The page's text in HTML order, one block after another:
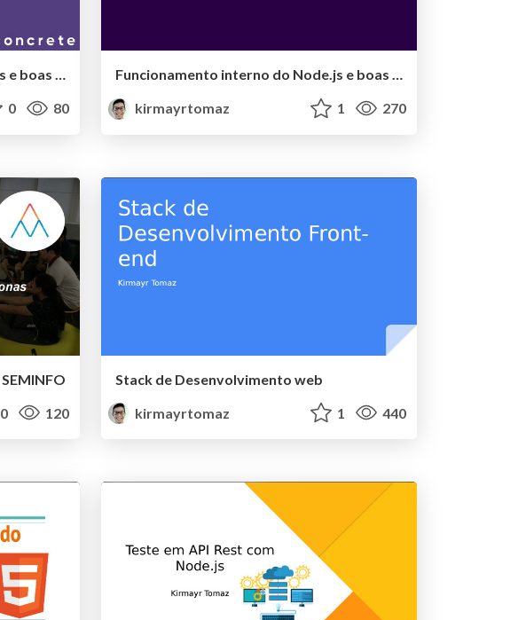
Funcionamento interno do Node.js e boas práticas
0 80
Funcionamento interno do Node.js e boas práticas
kirmayrtomaz
1 270
0 120
Stack de Desenvolvimento web
kirmayrtomaz
1 440